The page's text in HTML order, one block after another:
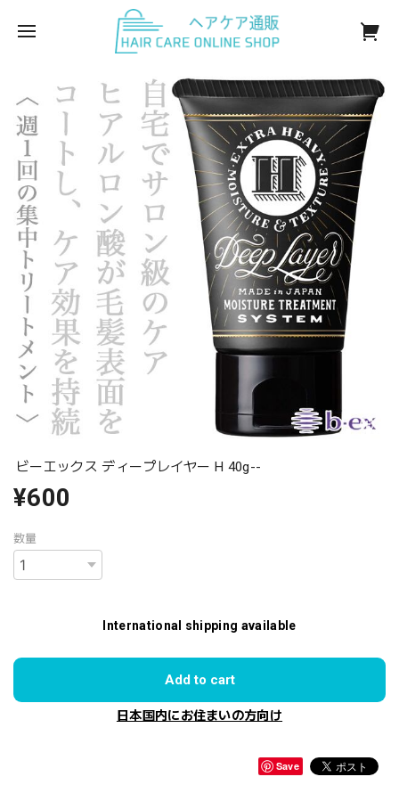
ビーエックス ディープレイヤー H 40g--
¥600
数量
International shipping available
Add to cart
日本国内にお住まいの方向け
Save